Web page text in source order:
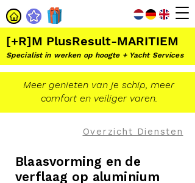
Meer genieten van je schip, meer
comfort en veiliger varen.
[+R]M PlusResult-MARITIEM
Specialist in werken op hoogte + Yacht Services
Overzicht Diensten
Blaasvorming en de
verflaag op aluminium